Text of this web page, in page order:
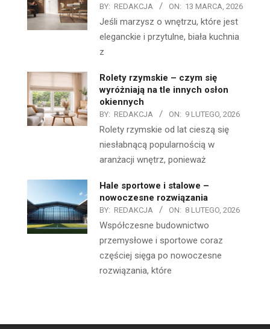
BY: REDAKCJA ON: 13 MARCA, 2026
Jeśli marzysz o wnętrzu, które jest
eleganckie i przytulne, biała kuchnia
z
Rolety rzymskie – czym się
wyróżniają na tle innych osłon
okiennych
BY: REDAKCJA ON: 9 LUTEGO, 2026
Rolety rzymskie od lat cieszą się
niesłabnącą popularnością w
aranżacji wnętrz, ponieważ
Hale sportowe i stalowe –
nowoczesne rozwiązania
BY: REDAKCJA ON: 8 LUTEGO, 2026
Współczesne budownictwo
przemysłowe i sportowe coraz
częściej sięga po nowoczesne
rozwiązania, które